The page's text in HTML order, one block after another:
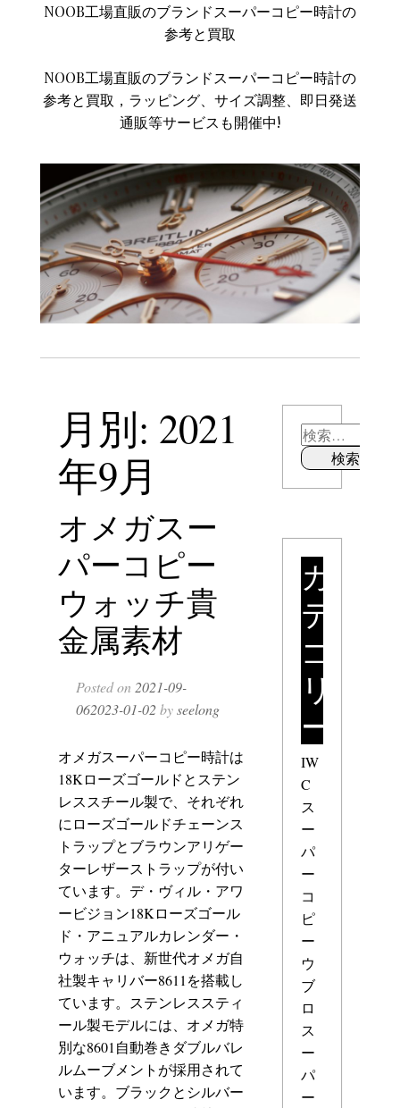
NOOB工場直販のブランドスーパーコピー時計の
参考と買取
NOOB工場直販のブランドスーパーコピー時計の
参考と買取，ラッピング、サイズ調整、即日発送
通販等サービスも開催中!
月別: 2021
年9月
オメガスー
パーコピー
ウォッチ貴
金属素材
Posted on 2021-09-
062023-01-02byseelong
オメガスーパーコピー時計は
18Kローズゴールドとステン
レススチール製で、それぞれ
にローズゴールドチェーンス
トラップとブラウンアリゲー
ターレザーストラップが付い
ています。デ・ヴィル・アワ
ービジョン18Kローズゴール
ド・アニュアルカレンダー・
ウォッチは、新世代オメガ自
社製キャリバー8611を搭載し
ています。ステンレススティ
ール製モデルには、オメガ特
別な8601自動巻きダブルバレ
ルムーブメントが採用されて
います。ブラックとシルバー
カ
テ
ゴ
リ
ー
IW
C
ス
ー
パ
ー
コ
ピ
ー
ウ
ブ
ロ
ス
ー
パ
ー